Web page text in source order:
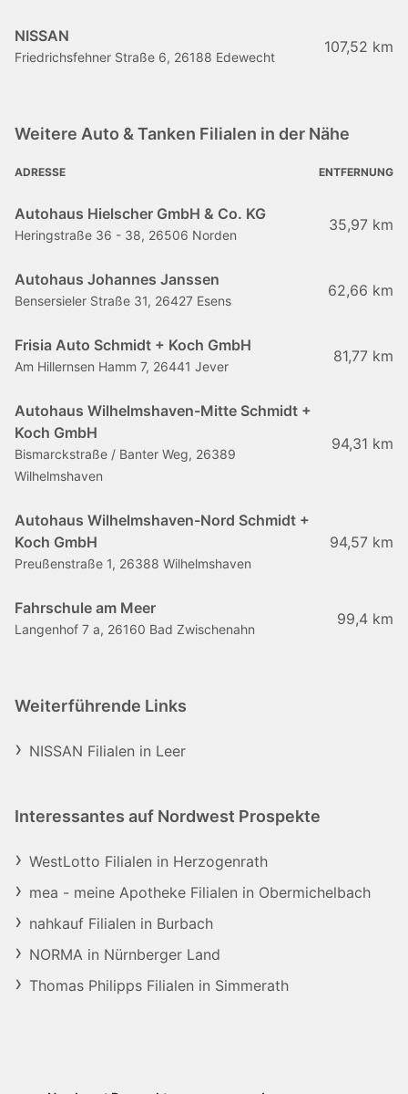
NISSAN
Friedrichsfehner Straße 6, 26188 Edewecht
107,52 km
Weitere Auto & Tanken Filialen in der Nähe
ADRESSE ENTFERNUNG
Autohaus Hielscher GmbH & Co. KG
Heringstraße 36 - 38, 26506 Norden
35,97 km
Autohaus Johannes Janssen
Bensersieler Straße 31, 26427 Esens
62,66 km
Frisia Auto Schmidt + Koch GmbH
Am Hillernsen Hamm 7, 26441 Jever
81,77 km
Autohaus Wilhelmshaven-Mitte Schmidt +
Koch GmbH
Bismarckstraße / Banter Weg, 26389
Wilhelmshaven
94,31 km
Autohaus Wilhelmshaven-Nord Schmidt +
Koch GmbH
Preußenstraße 1, 26388 Wilhelmshaven
94,57 km
Fahrschule am Meer
Langenhof 7 a, 26160 Bad Zwischenahn
99,4 km
Weiterführende Links
NISSAN Filialen in Leer
Interessantes auf Nordwest Prospekte
WestLotto Filialen in Herzogenrath
mea - meine Apotheke Filialen in Obermichelbach
nahkauf Filialen in Burbach
NORMA in Nürnberger Land
Thomas Philipps Filialen in Simmerath